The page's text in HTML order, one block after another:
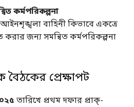
কর্মপরিকল্পনা
বাহিনী কিভাবে একত্রে
জন্য সমন্বিত কর্মপরিকল্পনা
বৈঠকের প্রেক্ষাপট
তারিখে প্রথম দফার প্রাক্‌-